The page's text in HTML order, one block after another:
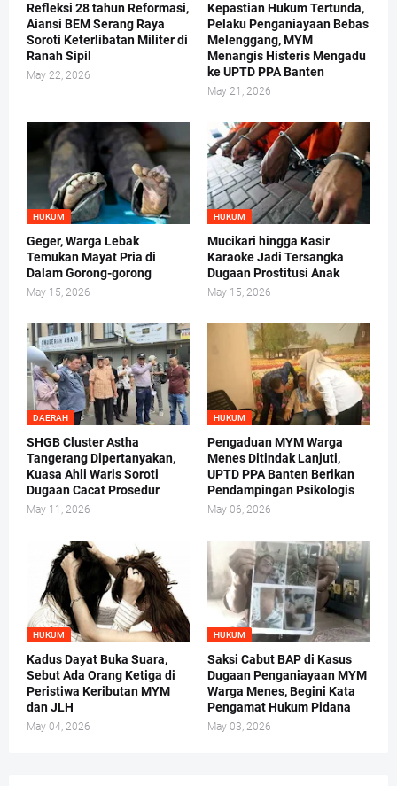
Refleksi 28 tahun Reformasi,
Aiansi BEM Serang Raya
Soroti Keterlibatan Militer di
Ranah Sipil
May 22, 2026
Kepastian Hukum Tertunda,
Pelaku Penganiayaan Bebas
Melenggang, MYM
Menangis Histeris Mengadu
ke UPTD PPA Banten
May 21, 2026
HUKUM
Geger, Warga Lebak
Temukan Mayat Pria di
Dalam Gorong-gorong
May 15, 2026
HUKUM
Mucikari hingga Kasir
Karaoke Jadi Tersangka
Dugaan Prostitusi Anak
May 15, 2026
DAERAH
SHGB Cluster Astha
Tangerang Dipertanyakan,
Kuasa Ahli Waris Soroti
Dugaan Cacat Prosedur
May 11, 2026
HUKUM
Pengaduan MYM Warga
Menes Ditindak Lanjuti,
UPTD PPA Banten Berikan
Pendampingan Psikologis
May 06, 2026
HUKUM
Kadus Dayat Buka Suara,
Sebut Ada Orang Ketiga di
Peristiwa Keributan MYM
dan JLH
May 04, 2026
HUKUM
Saksi Cabut BAP di Kasus
Dugaan Penganiayaan MYM
Warga Menes, Begini Kata
Pengamat Hukum Pidana
May 03, 2026